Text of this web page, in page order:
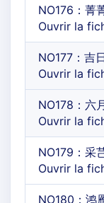
NO176：菁
Ouvrir la
NO177：吉
Ouvrir la
NO178：六
Ouvrir la
NO179：采
Ouvrir la
NO180：鸿